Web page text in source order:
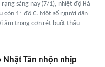
sáng nay (7/1), nhiệt độ Hà
còn 11 độ C. Một số người dân
ấm trong cơn rét buốt thấu
Nhật Tân nhộn nhịp